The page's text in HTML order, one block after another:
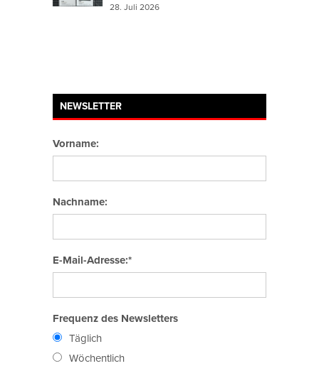
28. Juli 2026
NEWSLETTER
Vorname:
Nachname:
E-Mail-Adresse:*
Frequenz des Newsletters
Täglich
Wöchentlich